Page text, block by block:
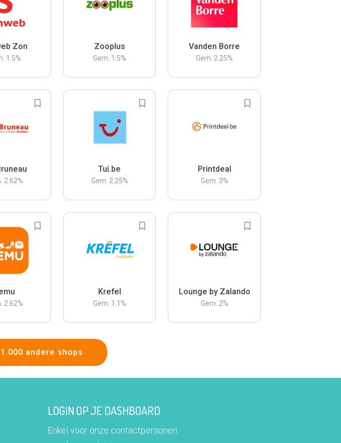
Zon
1.5%
Zooplus
Gem. 1.5%
Vanden Borre
Gem. 2.25%
2.62%
Tui.be
Gem. 2.25%
Printdeal
Gem. 3%
2.62%
Krefel
Gem. 1.1 %
Lounge by Zalando
Gem. 2%
andere shops
LOGIN OP JE DASHBOARD
Enkel voor onze contactpersonen